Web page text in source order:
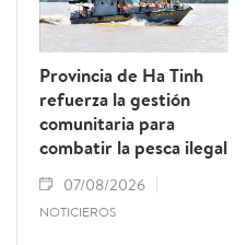
Provincia de Ha Tinh
refuerza la gestión
comunitaria para
combatir la pesca ilegal
07/08/2026
NOTICIEROS